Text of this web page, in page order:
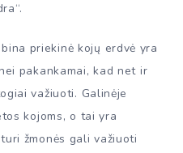
priekinė kojų erdvė yra
pakankamai, kad net ir
važiuoti. Galinėje
kojoms, o tai yra
žmonės gali važiuoti